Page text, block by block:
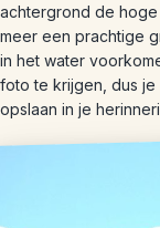
achtergrond de
meer een prachtige
in het water
foto te krijgen, dus je
opslaan in je